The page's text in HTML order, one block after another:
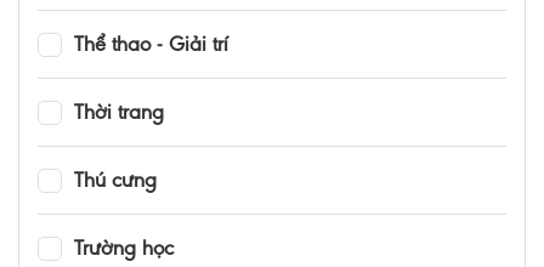
Thể thao - Giải trí
Thời trang
Thú cưng
Trường học